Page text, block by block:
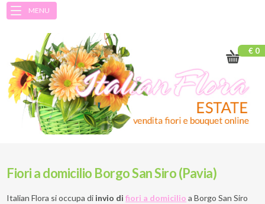
MENU
€ 0
Fiori a domicilio Borgo San Siro (Pavia)
Italian Flora si occupa di invio difiori a domicilio a Borgo San Siro